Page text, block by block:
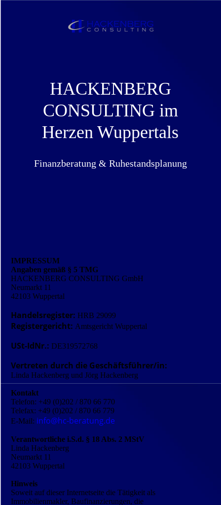
HACKENBERG
CONSULTING im
Herzen Wuppertals
Finanzberatung & Ruhestandsplanung
IMPRESSUM
Angaben gemäß § 5 TMG
HACKENBERG CONSULTING GmbH
Neumarkt 11
42103 Wuppertal
Handelsregister:HRB 29099
Registergericht:Amtsgericht Wuppertal
USt-IdNr.:DE319572768
Vertreten durch die Geschäftsführer/in:
Linda Hackenberg und Jörg Hackenberg
Kontakt
Telefon: +49 (0)202 / 870 66 770
Telefax: +49 (0)202 / 870 66 779
E-Mail: info@hc-beratung.de
Verantwortliche i.S.d. § 18 Abs. 2 MStV
Linda Hackenberg
Neumarkt 11
42103 Wuppertal
Hinweis
Soweit auf dieser Internetseite die Tätigkeit als
Immobilienmakler, Baufinanzierungen, die